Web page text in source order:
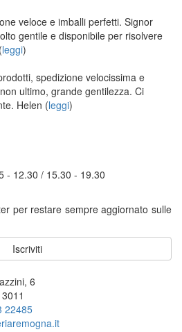
veloce e imballi perfetti. Signor
gentile e disponibile per risolvere
leggi)
spedizione velocissima e
ultimo, grande gentilezza. Ci
Helen (leggi)
- 12.30 / 15.30 - 19.30
per restare sempre aggiornato sulle
Iscriviti
6
22485